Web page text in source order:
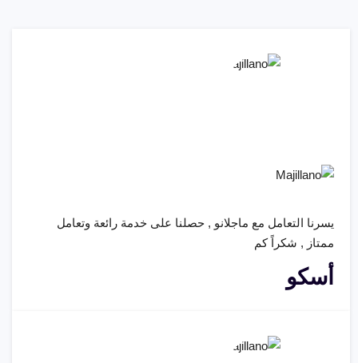
يسرنا التعامل مع ماجلانو , حصلنا على خدمة رائعة وتعامل
ممتاز , شكراً كم
أسكو